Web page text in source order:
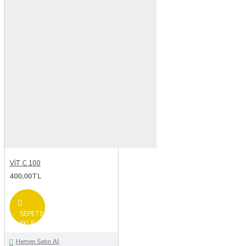
VİT C 100
400,00TL
SEPETE
EKLE
Hemen Satın Al